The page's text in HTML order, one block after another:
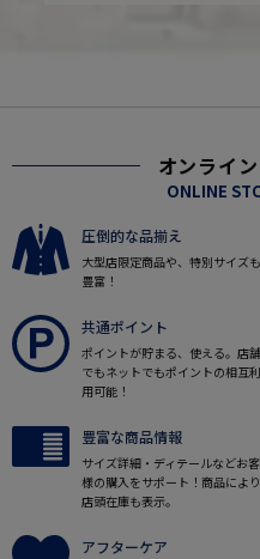
オンライ
ONLINE
圧倒的な品揃え
大型店限定商品や、特別サイズも
豊富！
共通ポイント
ポイントが貯まる、使える。店舗
でもネットでもポイントの相互利
用可能！
豊富な商品情報
サイズ詳細・ディテールなどお客
様の購入をサポート！商品により
店頭在庫も表示。
アフターケア